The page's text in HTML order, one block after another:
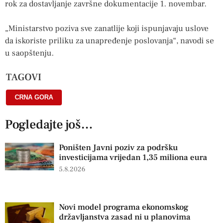
rok za dostavljanje završne dokumentacije 1. novembar.
„Ministarstvo poziva sve zanatlije koji ispunjavaju uslove
da iskoriste priliku za unapređenje poslovanja“, navodi se
u saopštenju.
TAGOVI
CRNA GORA
Pogledajte još...
Poništen Javni poziv za podršku
investicijama vrijedan 1,35 miliona eura
5.8.2026
Novi model programa ekonomskog
državljanstva zasad ni u planovima